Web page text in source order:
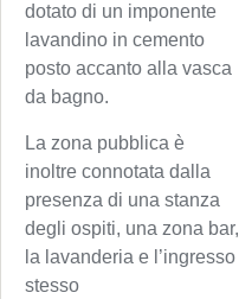
dotato di un imponente
lavandino in cemento
posto accanto alla vasca
da bagno.
La zona pubblica è
inoltre connotata dalla
presenza di una stanza
degli ospiti, una zona bar,
la lavanderia e l’ingresso
stesso